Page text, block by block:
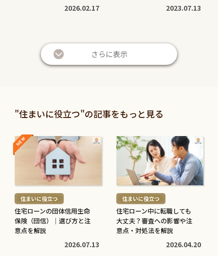
2026.02.17 2023.07.13
投資信託と株の違いは？仕
組みやリスク、利益などを
2026.05.28
き
を
退職金は定期預金で運用す
べき？メリット・デメリッ
2026.05.21
き
を
読
む
>子育てに役立つ
高校生でも口座開設でき
き
を
読
む
>住まいに役立つ
住宅ローン中に転職しても
さらに表示
"住まいに役立つ"の記事をもっと見る
続
き
む
>
NEW
NEW
住まいに役立つ
住宅ローンの団体信用生命
保険（団信）｜選び方と注
意点を解説
2026.07.13
続
き
読
む
> 住まいに役立つ
住宅ローン中に転職しても
大丈夫？審査への影響や注
意点・対処法を解説
2026.04.20